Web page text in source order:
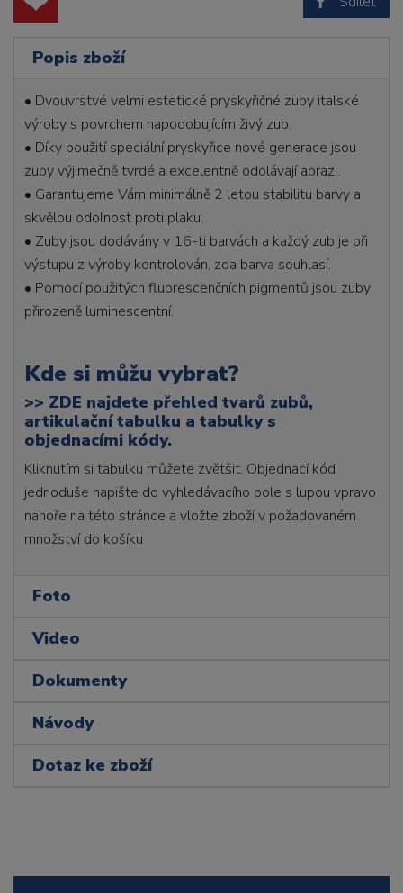
Popis zboží
• Dvouvrstvé velmi estetické pryskyřičné zuby italské
výroby s povrchem napodobujícím živý zub.
• Díky použití speciální pryskyřice nové generace jsou
zuby výjimečně tvrdé a excelentně odolávají abrazi.
• Garantujeme Vám minimálně 2 letou stabilitu barvy a
skvělou odolnost proti plaku.
• Zuby jsou dodávány v 16-ti barvách a každý zub je při
výstupu z výroby kontrolován, zda barva souhlasí.
• Pomocí použitých fluorescenčních pigmentů jsou zuby
přirozeně luminescentní.
Kde si můžu vybrat?
>> ZDE najdete přehled tvarů zubů,
artikulační tabulku a tabulky s
objednacími kódy.
Kliknutím si tabulku můžete zvětšit. Objednací kód
jednoduše napište do vyhledávacího pole s lupou vpravo
nahoře na této stránce a vložte zboží v požadovaném
množství do košíku
Foto
Video
Dokumenty
Návody
Dotaz ke zboží